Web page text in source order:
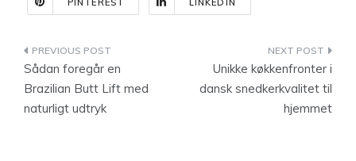
PINTEREST LINKEDIN
Indlægsnavigation
Sådan foregår en
Brazilian Butt Lift med
naturligt udtryk
Unikke køkkenfronter i
dansk snedkerkvalitet til
hjemmet